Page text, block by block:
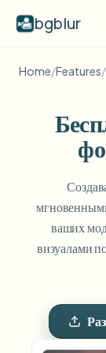
bgblur
Примеры
Смотреть
Просмотреть
Размыть
Размыть
Функции
Школы и
Ресурсы
Home/Features/
ваших
визуалами